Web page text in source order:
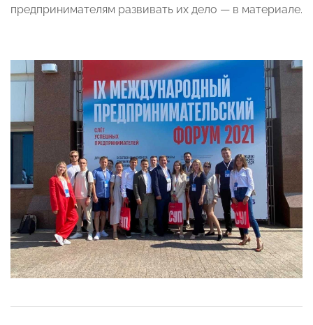
предпринимателям развивать их дело — в материале.